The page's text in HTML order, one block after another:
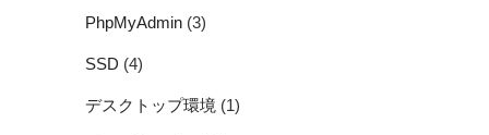
PhpMyAdmin (3)
SSD (4)
デスクトップ環境 (1)